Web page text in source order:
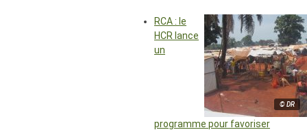
© DR
RCA : le
HCR lance
un
programme pour favoriser